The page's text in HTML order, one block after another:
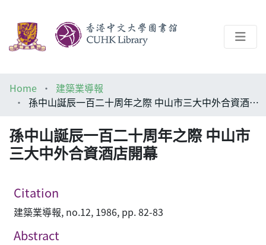
Help
Home
建築業導報
孫中山誕辰一百二十周年之際 中山市三大中外合資酒店開幕
孫中山誕辰一百二十周年之際 中山市
三大中外合資酒店開幕
Citation
建築業導報, no.12, 1986, pp. 82-83
Abstract